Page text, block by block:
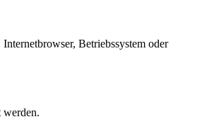
Betriebssystem oder
werden.